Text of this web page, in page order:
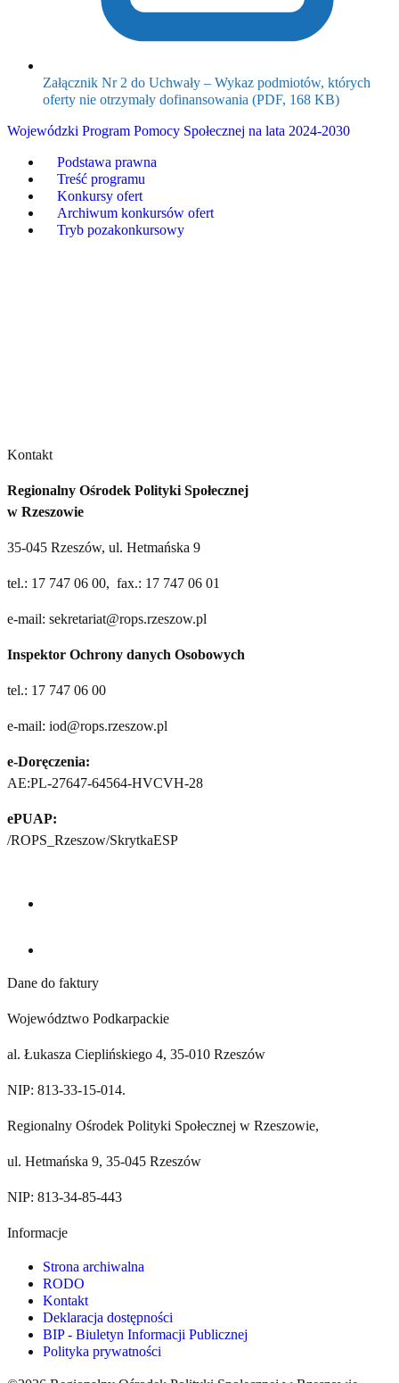
Załącznik Nr 2 do Uchwały – Wykaz podmiotów, których
oferty nie otrzymały dofinansowania (PDF, 168 KB)(otwiera
Wojewódzki Program Pomocy Społecznej na lata 2024-2030
Podstawa prawna
Treść programu
Konkursy ofert
Archiwum konkursów ofert
Tryb pozakonkursowy
Kontakt
Regionalny Ośrodek Polityki Społecznej
w Rzeszowie
35-045 Rzeszów, ul. Hetmańska 9
tel.: 17 747 06 00, fax.: 17 747 06 01
e-mail: sekretariat@rops.rzeszow.pl
Inspektor Ochrony danych Osobowych
tel.: 17 747 06 00
e-mail: iod@rops.rzeszow.pl
e-Doręczenia:
AE:PL-27647-64564-HVCVH-28
ePUAP:
/ROPS_Rzeszow/SkrytkaESP
Dane do faktury
Województwo Podkarpackie
al. Łukasza Cieplińskiego 4, 35-010 Rzeszów
NIP: 813-33-15-014.
Regionalny Ośrodek Polityki Społecznej w Rzeszowie,
ul. Hetmańska 9, 35-045 Rzeszów
NIP: 813-34-85-443
Informacje
Strona archiwalna
RODO
Kontakt
Deklaracja dostępności
BIP - Biuletyn Informacji Publicznej
Polityka prywatności